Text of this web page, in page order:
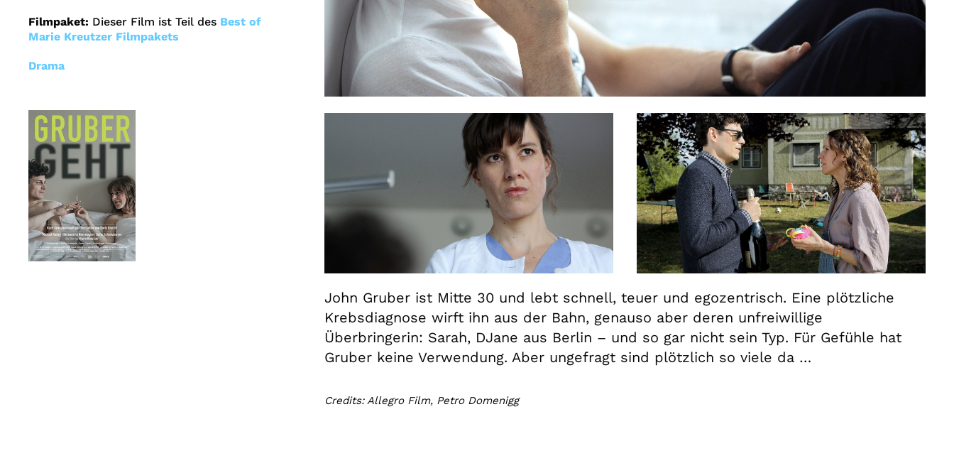
Filmpaket: Dieser Film ist Teil des Best of
Marie Kreutzer Filmpakets
Drama
John Gruber ist Mitte 30 und lebt schnell, teuer und egozentrisch. Eine plötzliche
Krebsdiagnose wirft ihn aus der Bahn, genauso aber deren unfreiwillige
Überbringerin: Sarah, DJane aus Berlin – und so gar nicht sein Typ. Für Gefühle hat
Gruber keine Verwendung. Aber ungefragt sind plötzlich so viele da …
Credits: Allegro Film, Petro Domenigg